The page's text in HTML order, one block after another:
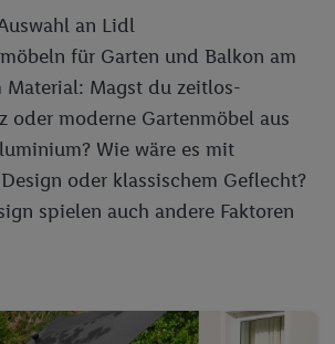
an Lidl
für Garten und Balkon am
Material: Magst du zeitlos-
oder moderne Gartenmöbel aus
Wie wäre es mit
oder klassischem Geflecht?
spielen auch andere Faktoren